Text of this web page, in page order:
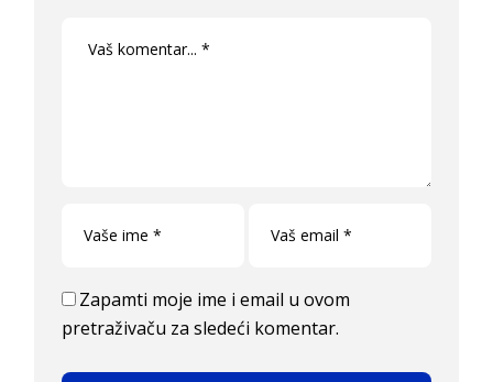
Zapamti moje ime i email u ovom
pretraživaču za sledeći komentar.